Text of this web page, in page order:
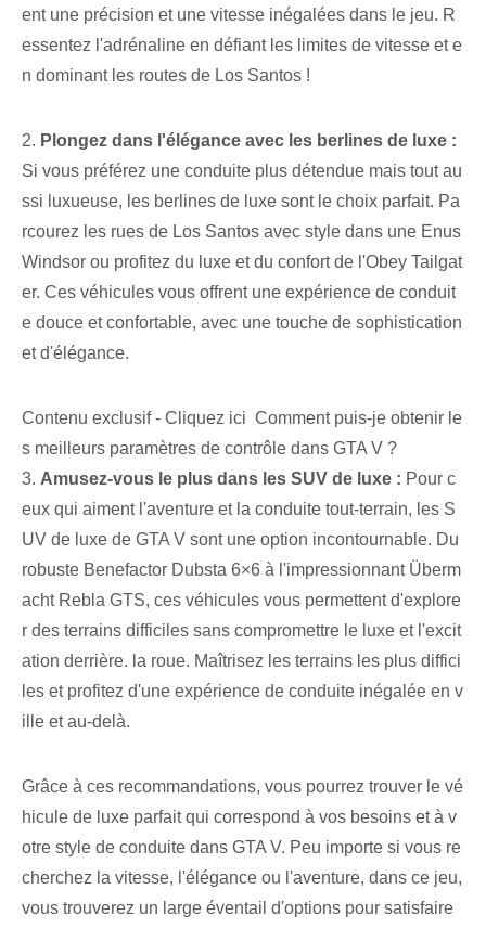
ent une précision et une vitesse inégalées dans le jeu. R
essentez l'adrénaline en défiant les limites de vitesse et e
n dominant les routes de Los Santos !
2. Plongez dans l'élégance avec les berlines de luxe :
Si vous préférez une conduite plus détendue mais tout au
ssi luxueuse, les berlines de luxe sont le choix parfait. Pa
rcourez les rues de Los Santos avec style dans une Enus⁣
Windsor ou profitez du luxe et du confort de l'Obey Tailgat
er. Ces véhicules vous offrent une expérience de conduit
e douce et confortable, avec⁢ une touche de sophistication
et d'élégance.
Contenu exclusif - Cliquez ici Comment puis-je obtenir le
s meilleurs paramètres de contrôle dans GTA V ?
3. Amusez-vous le plus dans les SUV de luxe : Pour c
eux qui aiment l'aventure et la conduite tout-terrain, les S
UV de luxe de GTA V sont une option incontournable. Du
robuste Benefactor Dubsta 6×6 à l'impressionnant Überm
acht Rebla GTS, ces véhicules vous permettent d'explore
r des terrains difficiles sans compromettre le luxe et l'excit
ation derrière. la roue. Maîtrisez les terrains les plus diffici
les et profitez d'une expérience de conduite inégalée en v
ille et au-delà.
Grâce à ces recommandations, vous pourrez trouver le vé
hicule de luxe parfait qui correspond à vos besoins et à v
otre style de conduite dans GTA V. Peu importe si vous re
cherchez la vitesse, l'élégance ou l'aventure, dans ce jeu,
vous trouverez un large éventail d'options pour satisfaire